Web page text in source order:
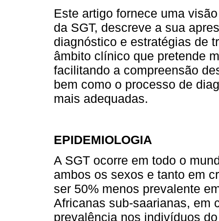
Este artigo fornece uma
da SGT, descreve a sua
diagnóstico e estratégias de
âmbito clínico que pretende
facilitando a compreensão
bem como o processo de
mais adequadas.
EPIDEMIOLOGIA
A SGT ocorre em todo o
ambos os sexos e tanto em
ser 50% menos prevalente
Africanas sub-saarianas, em
prevalência nos indivíduos